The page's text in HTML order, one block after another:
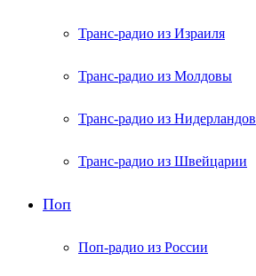
Транс-радио из Израиля
Транс-радио из Молдовы
Транс-радио из Нидерландов
Транс-радио из Швейцарии
Поп
Поп-радио из России